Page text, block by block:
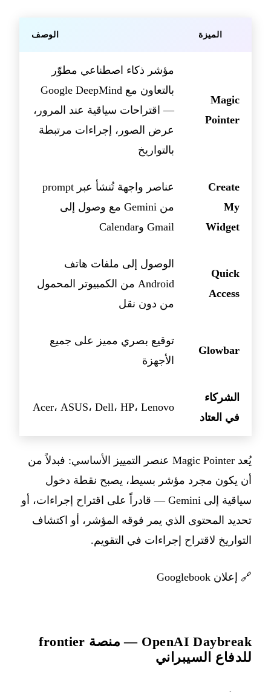
الميزة الوصف
Magic
Pointer
مؤشر ذكاء اصطناعي مطوّر
بالتعاون مع Google DeepMind
— اقتراحات سياقية عند المرور،
عرض الصور، إجراءات مرتبطة
بالتواريخ
Create
My
Widget
عناصر واجهة تُنشأ عبر prompt
من Gemini مع وصول إلى
Gmail وCalendar
Quick
Access
الوصول إلى ملفات هاتف
Android من الكمبيوتر المحمول
من دون نقل
Glowbar
توقيع بصري مميز على جميع
الأجهزة
الشركاء
في العتاد
Acer، ASUS، Dell، HP، Lenovo
يُعد Magic Pointer عنصر التمييز الأساسي: فبدلاً من
أن يكون مجرد مؤشر بسيط، يصبح نقطة دخول
سياقية إلى Gemini — قادراً على اقتراح إجراءات، أو
تحديد المحتوى الذي يمر فوقه المؤشر، أو اكتشاف
التواريخ لاقتراح إجراءات في التقويم.
🔗 إعلان Googlebook
OpenAI Daybreak — منصة frontier
للدفاع السيبراني